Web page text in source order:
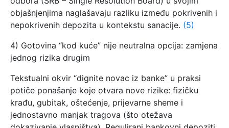
objašnjenjima naglašavaju razliku između pokrivenih i
nepokrivenih depozita u kontekstu sanacije. (5)
4) Gotovina “kod kuće” nije neutralna opcija: zamjena
jednog rizika drugim
Tekstualni okvir “dignite novac iz banke” u praksi
potiče ponašanje koje otvara nove rizike: fizičku
krađu, gubitak, oštećenje, prijevarne sheme i
jednostavno manjak tragova (što otežava